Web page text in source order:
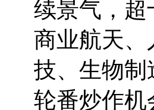
续景气，超
商业航天
技、生物制
轮番炒作